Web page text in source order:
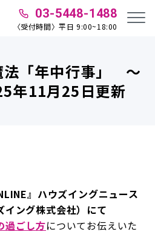
03-5448-1488
〈受付時間〉平日 9:00~18:00
法「年中行事」 ～
年11月25日更新
』ハウズイングニュース
イング株式会社）にて
過ごし方についてお伝えいた